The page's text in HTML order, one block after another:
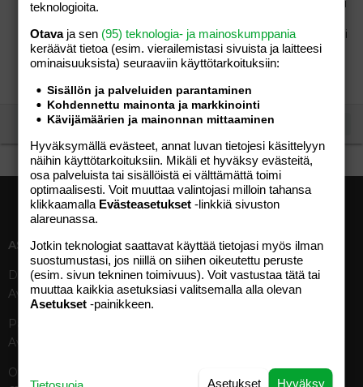
Moikka! Oon 20-vuotias, 7kk ikäisen tytteliini äiti. Olisi
kiva jos täältä löytyisi kaveria kirjoittelemaan,
vaihtamaan ajatuksia yms. :) Iällä tai paikkakunnalla ei
ole väliä sinkka@hotmail.com
simpppa
Viestiketju 12.09.2010 Viestiä: 0
Perhe-elämä
ASIAKASPALVELU
Digipalvelut (09) 156 6227
Avoinna ma–pe 8–19
Painettu lehti (09) 156 665
Avoinna ma–pe 8–19
Otavamedian vaihde (09) 156
MEDIATIEDOT
Tekniset tiedot, aikataulut ja
ilmoitushinnat
teknologioita.
Otavaja sen (95) teknologia- ja mainoskumppania
keräävät tietoa (esim. vierailemis­tasi sivuista ja laitteesi
ominaisuuk­sista) seuraaviin käyttötarkoituksiin:
Sisällön ja palveluiden parantaminen
Kohdennettu mainonta ja markkinointi
Kävijämäärien ja mainonnan mittaaminen
Hyväksymällä evästeet, annat luvan tietojesi käsittelyyn
näihin käyttötarkoituksiin. Mikäli et hyväksy evästeitä,
osa palveluista tai sisällöistä ei välttämättä toimi
optimaalisesti. Voit muuttaa valintojasi milloin tahansa
klikkaamalla Evästeasetukset -linkkiä sivuston
alareunassa.
Jotkin teknologiat saattavat käyttää tietojasi myös ilman
suostumustasi, jos niillä on siihen oikeutettu peruste
(esim. sivun tekninen toimivuus). Voit vastustaa tätä tai
muuttaa kaikkia asetuksiasi valitsemalla alla olevan
Asetukset -painikkeen.
Hyväksy
Asetukset